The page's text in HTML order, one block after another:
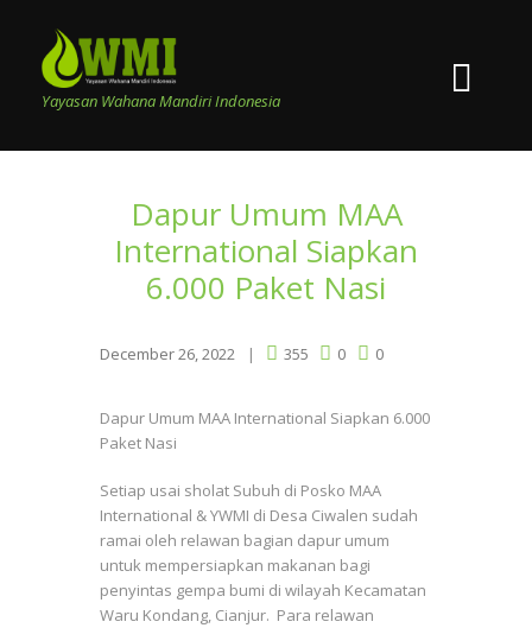
Yayasan Wahana Mandiri Indonesia
Dapur Umum MAA
International Siapkan
6.000 Paket Nasi
December 26, 2022 355 0 0
Dapur Umum MAA International Siapkan 6.000
Paket Nasi
Setiap usai sholat Subuh di Posko MAA
International & YWMI di Desa Ciwalen sudah
ramai oleh relawan bagian dapur umum
untuk mempersiapkan makanan bagi
penyintas gempa bumi di wilayah Kecamatan
Waru Kondang, Cianjur. Para relawan